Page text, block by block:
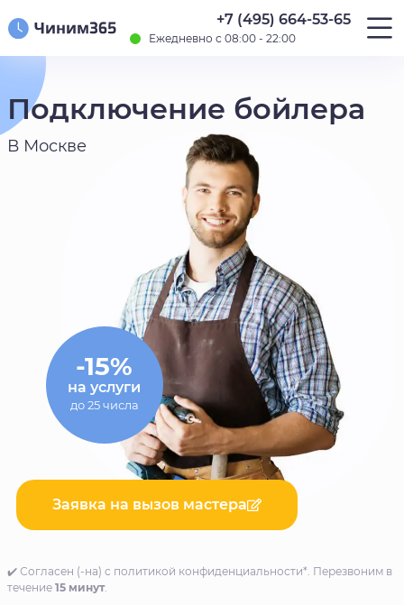
+7 (495) 664-53-65
Ежедневно с 08:00 - 22:00
Подключение бойлера
В Москве
Заявка на вызов мастера
✔️ Согласен (-на) с политикой конфиденциальности*. Перезвоним в
течение 15 минут.
-15%
на услуги
до 25 числа